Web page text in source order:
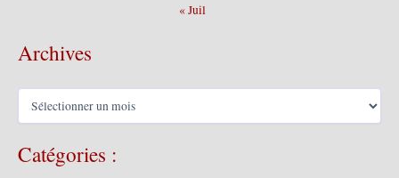
« Juil
Archives
h
Catégories :